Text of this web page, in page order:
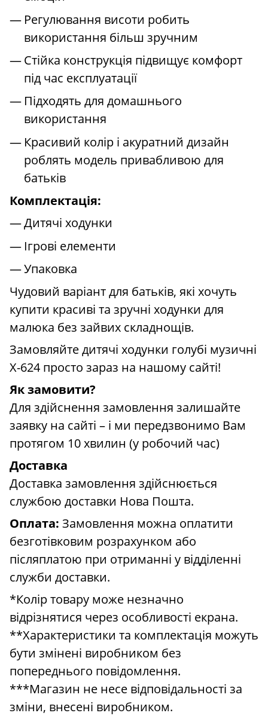
Регулювання висоти робить
використання більш зручним
Стійка конструкція підвищує комфорт
під час експлуатації
Підходять для домашнього
використання
Красивий колір і акуратний дизайн
роблять модель привабливою для
батьків
Комплектація:
Дитячі ходунки
Ігрові елементи
Упаковка
Чудовий варіант для батьків, які хочуть
купити красиві та зручні ходунки для
малюка без зайвих складнощів.
Замовляйте дитячі ходунки голубі музичні
X-624 просто зараз на нашому сайті!
Як замовити?
Для здійснення замовлення залишайте
заявку на сайті – і ми передзвонимо Вам
протягом 10 хвилин (у робочий час)
Доставка
Доставка замовлення здійснюється
службою доставки Нова Пошта.
Оплата: Замовлення можна оплатити
безготівковим розрахунком або
післяплатою при отриманні у відділенні
служби доставки.
*Колір товару може незначно
відрізнятися через особливості екрана.
**Характеристики та комплектація можуть
бути змінені виробником без
попереднього повідомлення.
***Магазин не несе відповідальності за
зміни, внесені виробником.